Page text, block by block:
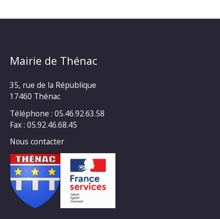
Mairie de Thénac
35, rue de la République
17460 Thénac
Téléphone : 05.46.92.63.58
Fax : 05.92.46.68.45
Nous contacter